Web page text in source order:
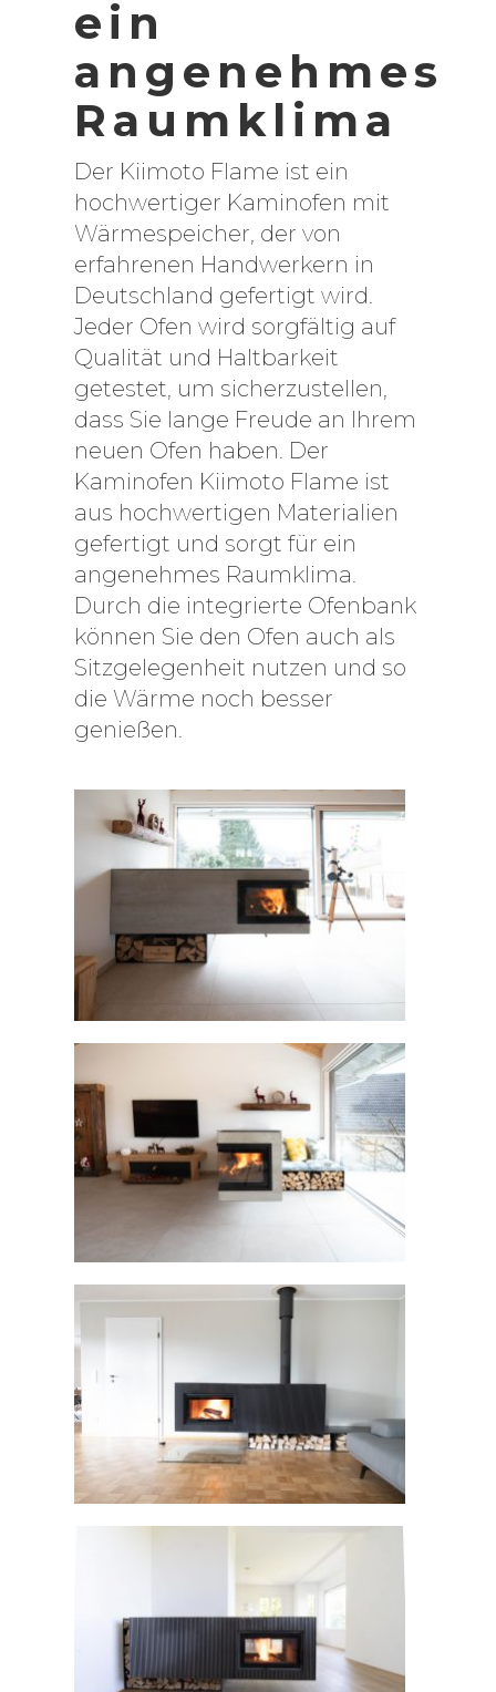
ein
angenehmes
Raumklima
Der Kiimoto Flame ist ein
hochwertiger Kaminofen mit
Wärmespeicher, der von
erfahrenen Handwerkern in
Deutschland gefertigt wird.
Jeder Ofen wird sorgfältig auf
Qualität und Haltbarkeit
getestet, um sicherzustellen,
dass Sie lange Freude an Ihrem
neuen Ofen haben. Der
Kaminofen Kiimoto Flame ist
aus hochwertigen Materialien
gefertigt und sorgt für ein
angenehmes Raumklima.
Durch die integrierte Ofenbank
können Sie den Ofen auch als
Sitzgelegenheit nutzen und so
die Wärme noch besser
genießen.